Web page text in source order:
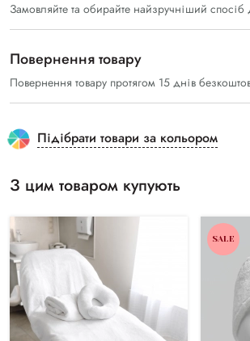
Замовляйте та обирайте найзручніший спосіб
Повернення товару
Повернення товару протягом 15 днів
Підібрати товари за кольором
З цим товаром купують
SALE